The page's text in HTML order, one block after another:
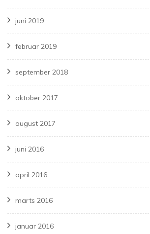
juni 2019
februar 2019
september 2018
oktober 2017
august 2017
juni 2016
april 2016
marts 2016
januar 2016